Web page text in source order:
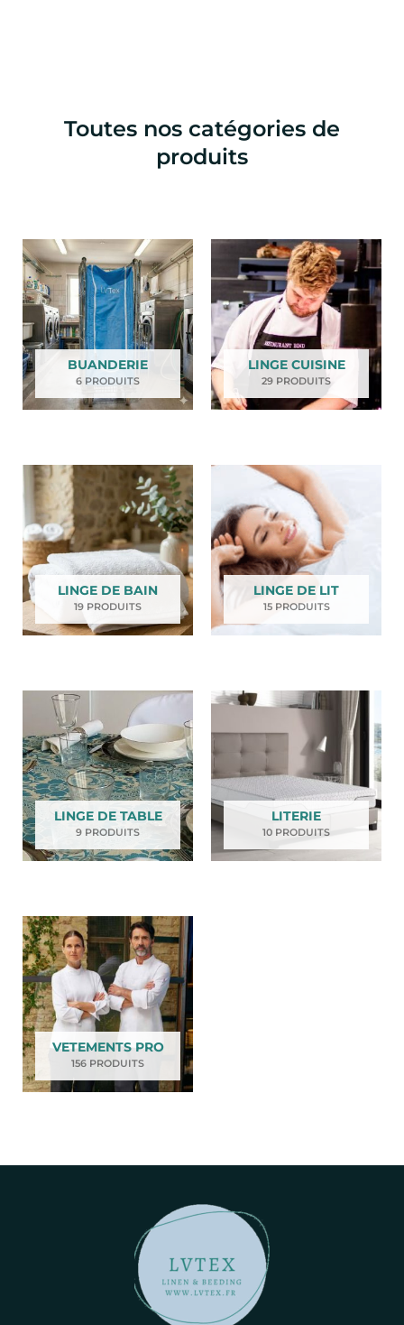
Toutes nos catégories de
produits
BUANDERIE
6 PRODUITS
LINGE CUISINE
29 PRODUITS
LINGE DE BAIN
19 PRODUITS
LINGE DE LIT
15 PRODUITS
LINGE DE TABLE
9 PRODUITS
LITERIE
10 PRODUITS
VETEMENTS PRO
156 PRODUITS